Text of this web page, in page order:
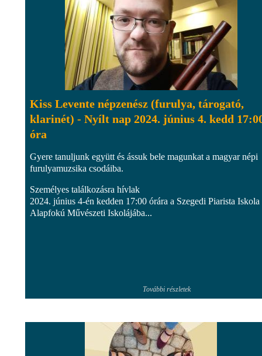
Kiss Levente népzenész (furulya, tárogató,
klarinét) - Nyílt nap 2024. június 4. kedd
óra
Gyere tanuljunk együtt és ássuk bele magunkat a magyar népi
furulyamuzsika csodáiba.
Személyes találkozásra hívlak
2024. június 4-én kedden 17:00 órára a Szegedi Piarista Iskola
Alapfokú Művészeti Iskolájába...
További részletek